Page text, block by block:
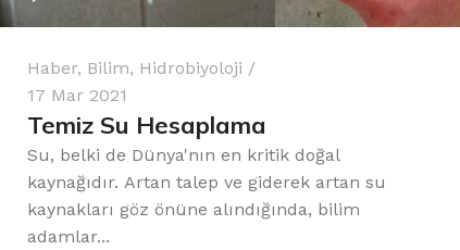
Haber, Bilim, Hidrobiyoloji
17 Mar 2021
Temiz Su Hesaplama
Su, belki de Dünya'nın en kritik doğal
kaynağıdır. Artan talep ve giderek artan su
kaynakları göz önüne alındığında, bilim
adamlar...